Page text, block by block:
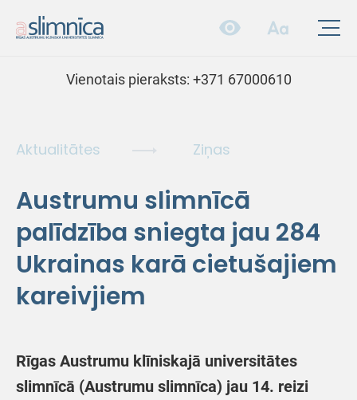
Vienotais pieraksts: +371 67000610
Aktualitātes Ziņas
Austrumu slimnīcā
palīdzība sniegta jau 284
Ukrainas karā cietušajiem
kareivjiem
Rīgas Austrumu klīniskajā universitātes
slimnīcā (Austrumu slimnīca) jau 14. reizi